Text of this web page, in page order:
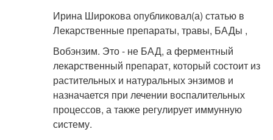
Ирина Широкова опубликовал(а) статью в
Лекарственные препараты, травы, БАДы ,
Вобэнзим. Это - не БАД, а ферментный
лекарственный препарат, который состоит из
растительных и натуральных энзимов и
назначается при лечении воспалительных
процессов, а также регулирует иммунную
систему.